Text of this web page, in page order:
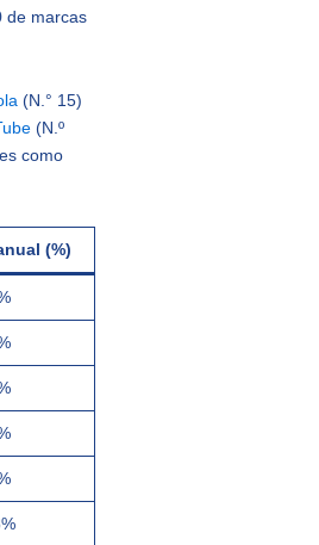
de marcas
(N.° 15)
(N.º
como
(%)